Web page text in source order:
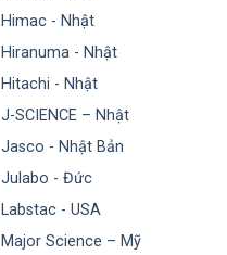
Himac - Nhật
Hiranuma - Nhật
Hitachi - Nhật
J-SCIENCE – Nhật
Jasco - Nhật Bản
Julabo - Đức
Labstac - USA
Major Science – Mỹ